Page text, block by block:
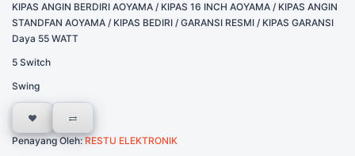
KIPAS ANGIN BERDIRI AOYAMA / KIPAS 16 INCH AOYAMA / KIPAS ANGIN
STANDFAN AOYAMA / KIPAS BEDIRI / GARANSI RESMI / KIPAS GARANSI
Daya 55 WATT
5 Switch
Swing
Penayang Oleh:RESTU ELEKTRONIK